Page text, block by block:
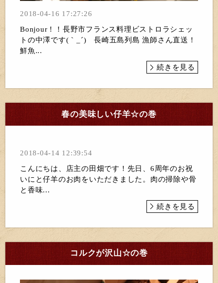
2018-04-16 17:27:26
Bonjour！！長野市フランス料理ビストロラシェッ
トの中澤です(｀_´)ゞ長崎五島列島 漁師さん直送！
鮮魚...
続きを見る
春の美味しい仔羊☆の巻
2018-04-14 12:39:54
こんにちは、店主の田畑です！先日、6周年のお祝
いにと仔羊のお肉をいただきました。肉の掃除や骨
と香味...
続きを見る
コルクが沢山☆の巻